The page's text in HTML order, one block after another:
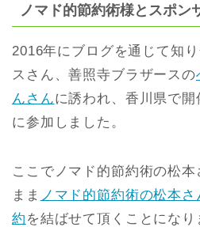
ノマド的節約術様とスポン
2016年にブログを通じて知
スさん、善照寺ブラザースの
んさんに誘われ、香川県で
に参加しました。
ここでノマド的節約術の松
まま ノマド的節約術の松本
約 を結ばせて頂くことになり